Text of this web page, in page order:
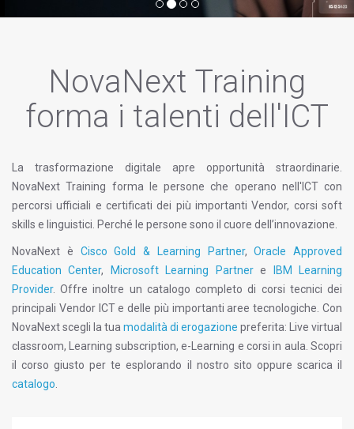
NovaNext Training
forma i talenti dell'ICT
La trasformazione digitale apre opportunità straordinarie.
NovaNext Training forma le persone che operano nell'ICT con
percorsi ufficiali e certificati dei più importanti Vendor, corsi soft
skills e linguistici. Perché le persone sono il cuore dell’innovazione.
NovaNext è Cisco Gold & Learning Partner,Oracle Approved
Education Center, Microsoft Learning Partnere
IBM Learning
Provider. Offre inoltre un catalogo completo di corsi tecnici dei
principali Vendor ICT e delle più importanti aree tecnologiche. Con
NovaNext scegli la tua modalità di erogazione preferita: Live virtual
classroom, Learning subscription, e-Learning e corsi in aula. Scopri
il corso giusto per te esplorando il nostro sito oppure scarica il
catalogo